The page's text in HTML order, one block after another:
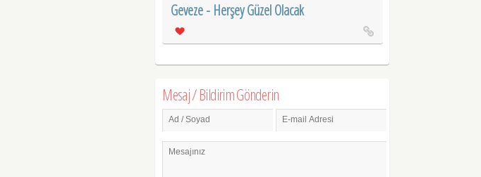
Geveze - Herşey Güzel Olacak
Mesaj / Bildirim Gönderin
Ad / Soyad E-mail Adresi
Mesajınız